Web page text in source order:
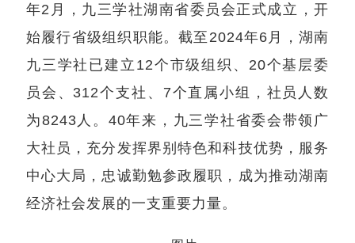
年2月，九三学社湖南省委员会正式成立，开
始履行省级组织职能。截至2024年6月，湖南
九三学社已建立12个市级组织、20个基层委
员会、312个支社、7个直属小组，社员人数
为8243人。40年来，九三学社省委会带领广
大社员，充分发挥界别特色和科技优势，服务
中心大局，忠诚勤勉参政履职，成为推动湖南
经济社会发展的一支重要力量。